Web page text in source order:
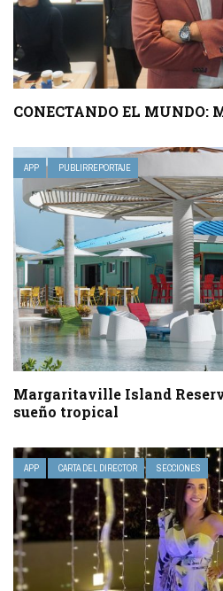
CONECTANDO EL MUNDO:
APP PUBLIRREPORTAJE
Margaritaville Island
sueño tropical
APP CARTA DEL DIRECTOR SECCIONES